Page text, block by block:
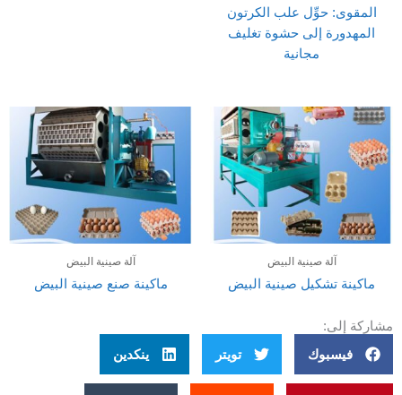
المقوى: حوِّل علب الكرتون
المهدورة إلى حشوة تغليف
مجانية
آلة صينية البيض
ماكينة تشكيل صينية البيض
آلة صينية البيض
ماكينة صنع صينية البيض
مشاركة إلى:
فيسبوك تويتر ينكدين